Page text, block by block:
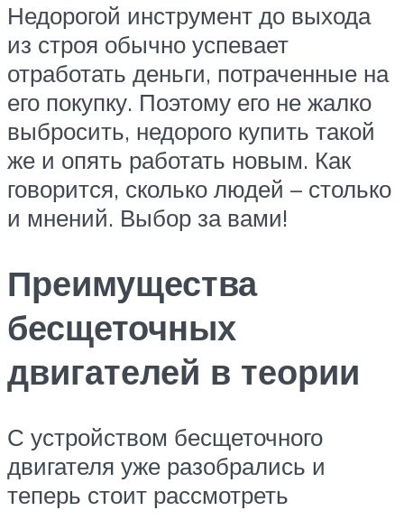
Недорогой инструмент до выхода
из строя обычно успевает
отработать деньги, потраченные на
его покупку. Поэтому его не жалко
выбросить, недорого купить такой
же и опять работать новым. Как
говорится, сколько людей – столько
и мнений. Выбор за вами!
Преимущества
бесщеточных
двигателей в теории
С устройством бесщеточного
двигателя уже разобрались и
теперь стоит рассмотреть